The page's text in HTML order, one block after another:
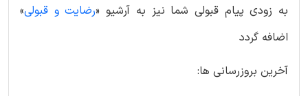
به زودی پیام قبولی شما نیز به آرشیو «رضایت و قبولی»
اضافه گردد
آخرین بروزرسانی ها: